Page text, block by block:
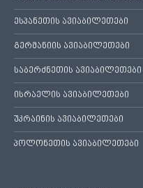
ესპანეთის ავიაბილეთები
გერმანიის ავიაბილეთები
საბერძნეთის ავიაბილეთები
ისრაელის ავიაბილეთები
უკრაინის ავიაბილეთები
პოლონეთის ავიაბილეთები